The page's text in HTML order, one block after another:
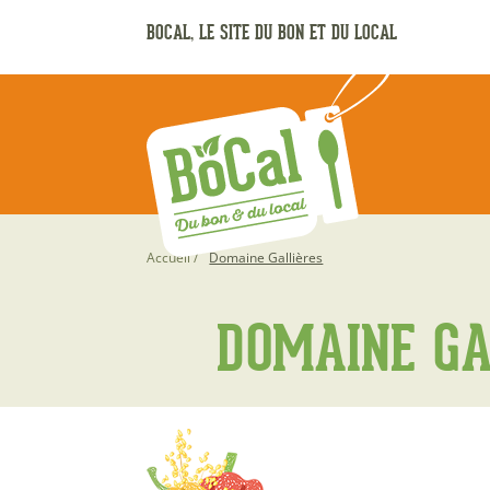
BOCAL, LE SITE DU BON ET DU LOCAL
Fil
d'Ariane
Accueil Domaine Gallières
DOMAINE